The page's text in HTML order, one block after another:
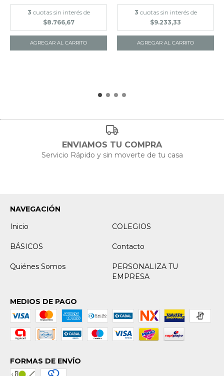
3 cuotas sin interés de
$8.766,67
AGREGAR AL CARRITO
3 cuotas sin interés de
$9.233,33
AGREGAR AL CARRITO
ENVIAMOS TU COMPRA
Servicio Rápido y sin moverte de tu casa
NAVEGACIÓN
Inicio
COLEGIOS
BÁSICOS Contacto
Quiénes Somos
PERSONALIZA TU
EMPRESA
MEDIOS DE PAGO
FORMAS DE ENVÍO